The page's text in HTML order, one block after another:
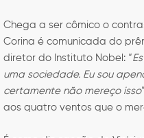
Chega a ser cômico o
Corina é comunicada do
diretor do Instituto Nobel: “
uma sociedade. Eu sou
certamente não mereço isso
aos quatro ventos que o